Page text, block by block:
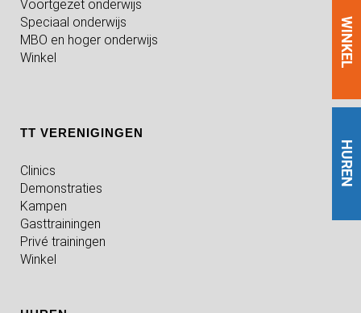
HUREN
WINKEL
Voortgezet onderwijs
Speciaal onderwijs
MBO en hoger onderwijs
Winkel
TT VERENIGINGEN
Clinics
Demonstraties
Kampen
Gasttrainingen
Privé trainingen
Winkel